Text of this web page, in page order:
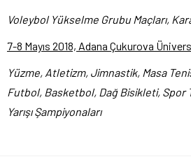
Voleybol Yükselme Grubu Maçları,
7-8 Mayıs 2018, Adana Çukurova
Yüzme, Atletizm, Jimnastik, Masa
Futbol, Basketbol, Dağ Bisikleti, Spor
Yarışı Şampiyonaları